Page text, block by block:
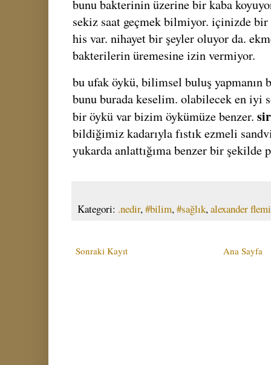
bunu bakterinin üzerine bir kaba
sekiz saat geçmek bilmiyor. içinizde
his var. nihayet bir şeyler oluyor da.
bakterilerin üremesine izin vermiyor.
bu ufak öykü, bilimsel buluş
bunu burada keselim. olabilecek en iyi
bir öykü var bizim öykümüze benzer.
bildiğimiz kadarıyla fıstık ezmeli
yukarda anlattığıma benzer bir
Kategori: .nedir,#bilim,#sağlık,alexander
Sonraki Kayıt Ana Sayfa